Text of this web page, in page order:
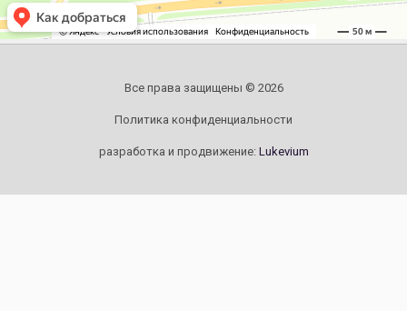
Все права защищены © 2026
Политика конфиденциальности
разработка и продвижение: Lukevium